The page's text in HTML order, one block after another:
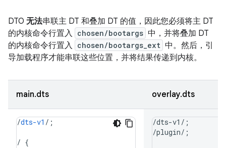
DTO 无法串联主 DT 和叠加 DT 的值，因此您必须将主 DT
的内核命令行置入 chosen/bootargs 中，并将叠加 DT
的内核命令行置入 chosen/bootargs_ext 中。然后，引
导加载程序才能串联这些位置，并将结果传递到内核。
main.dts overlay.dts
/dts-v1 /;
/ {
/dts-v1/;
/plugin/;